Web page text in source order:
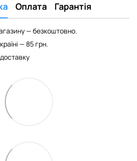
Оплата Гарантія
— безкоштовно.
— 85 грн.